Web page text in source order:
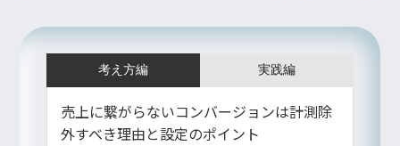
考え方編 実践編
売上に繋がらないコンバージョンは計測除
外すべき理由と設定のポイント